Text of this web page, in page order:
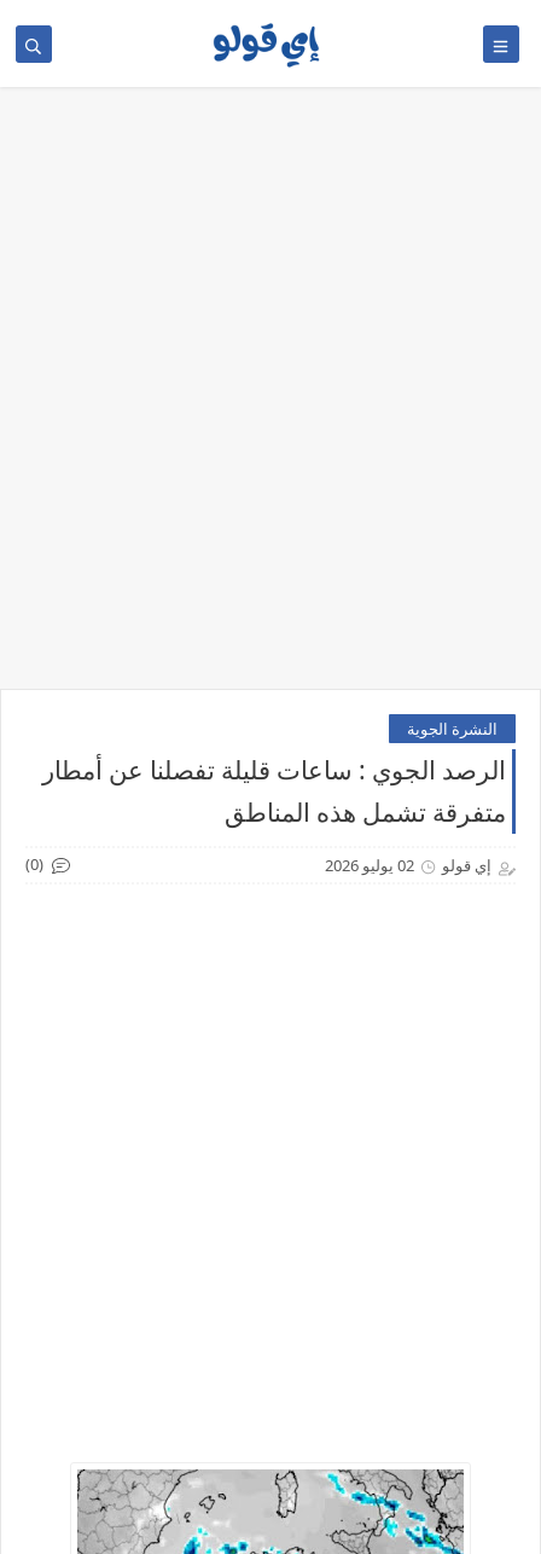
النشرة الجوية
الرصد الجوي : ساعات قليلة تفصلنا عن أمطار
متفرقة تشمل هذه المناطق
إي قولو 02 يوليو 2026 (0)